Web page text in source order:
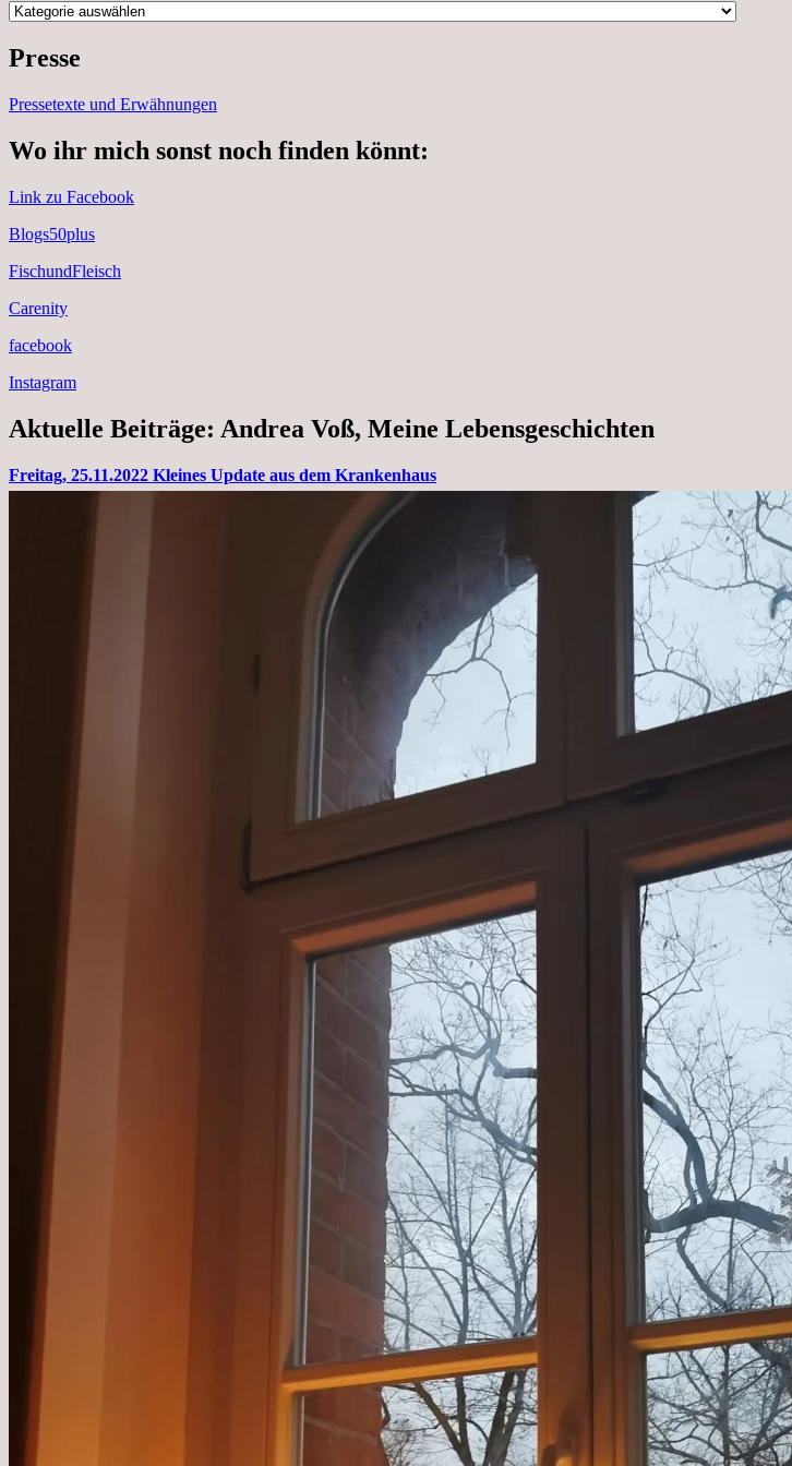
Kategorien
Presse
Pressetexte und Erwähnungen
Wo ihr mich sonst noch finden könnt:
Link zu Facebook
Blogs50plus
FischundFleisch
Carenity
facebook
Instagram
Aktuelle Beiträge: Andrea Voß, Meine Lebensgeschichten
Freitag, 25.11.2022 Kleines Update aus dem Krankenhaus